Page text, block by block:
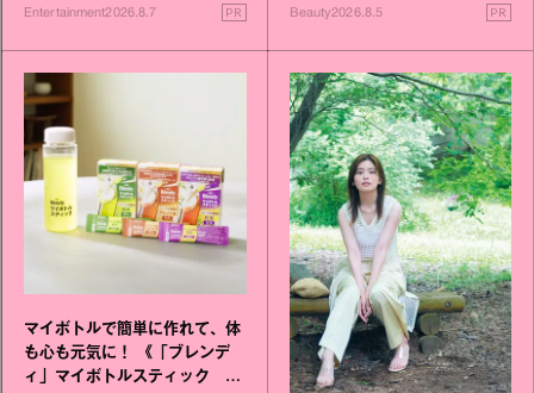
Entertainment2026.8.7 PR Beauty2026.8.5 PR
マイボトルで簡単に作れて、体
も心も元気に！ 《「ブレンデ
ィ」マイボトルスティック い